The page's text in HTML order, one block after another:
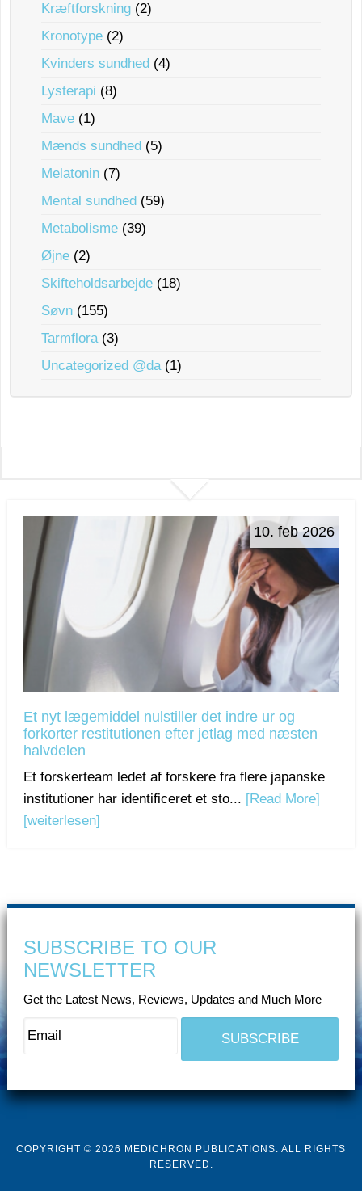
Kræftforskning (2)
Kronotype (2)
Kvinders sundhed (4)
Lysterapi (8)
Mave (1)
Mænds sundhed (5)
Melatonin (7)
Mental sundhed (59)
Metabolisme (39)
Øjne (2)
Skifteholdsarbejde (18)
Søvn (155)
Tarmflora(3)
Uncategorized @da(1)
10. feb 2026
Et nyt lægemiddel nulstiller det indre ur og
forkorter restitutionen efter jetlag med næsten
halvdelen
Et forskerteam ledet af forskere fra flere japanske
institutioner har identificeret et sto... [Read More]
[weiterlesen]
SUBSCRIBE TO OUR
NEWSLETTER
Get the Latest News, Reviews, Updates and Much More
COPYRIGHT © 2026 MEDICHRON PUBLICATIONS. ALL RIGHTS
RESERVED.